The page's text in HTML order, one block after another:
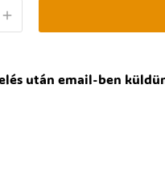
után email-ben